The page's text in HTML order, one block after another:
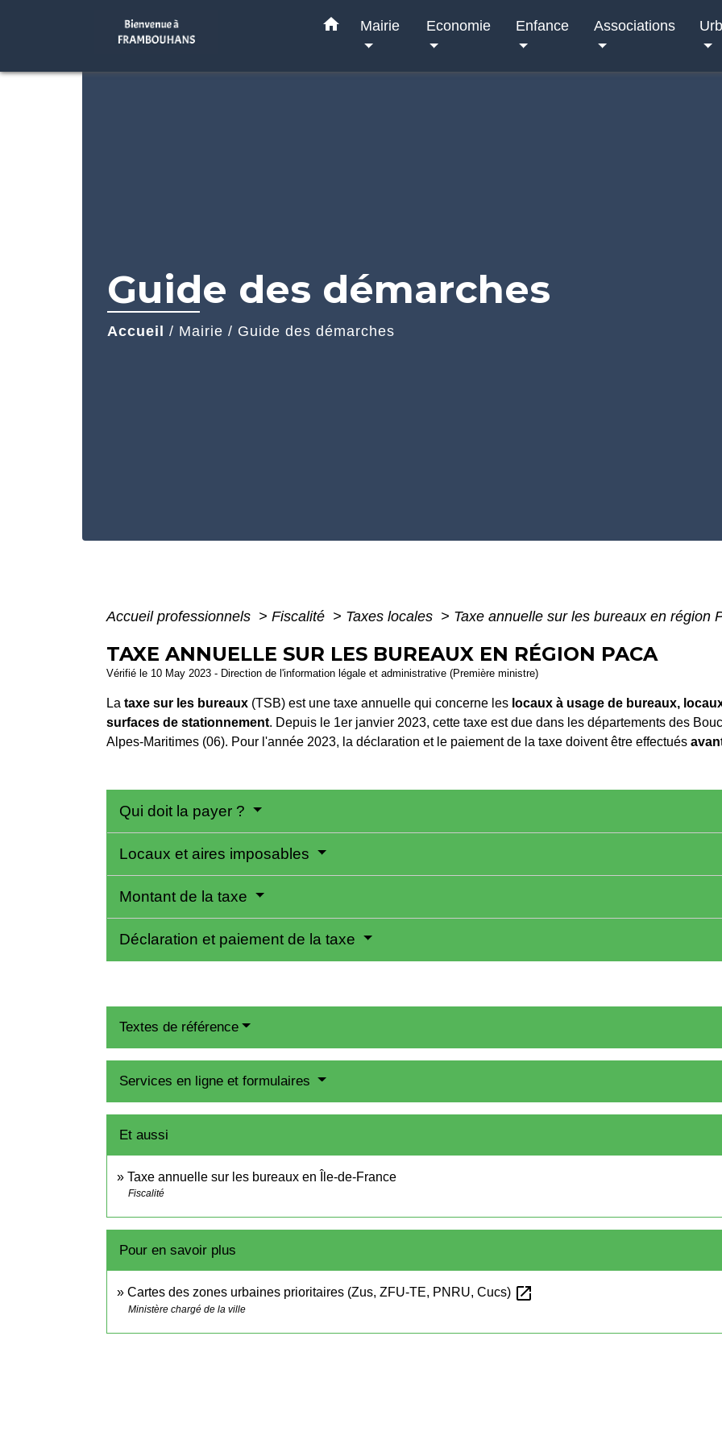
home Mairie Economie Enfance Associations
Guide des démarches
Accueil / Mairie / Guide des démarches
Accueil professionnels > Fiscalité > Taxes locales > Taxe annuelle sur les bureaux en région
TAXE ANNUELLE SUR LES BUREAUX EN RÉGION PACA
Vérifié le 10 May 2023 - Direction de l'information légale et administrative (Première ministre)
La taxe sur les bureaux (TSB) est une taxe annuelle qui concerne les locaux à usage de bureaux,
surfaces de stationnement. Depuis le 1er janvier 2023, cette taxe est due dans les départements des
Alpes-Maritimes (06). Pour l'année 2023, la déclaration et le paiement de la taxe doivent être effectués
Qui doit la payer ?
Locaux et aires imposables
Montant de la taxe
Déclaration et paiement de la taxe
Textes de référence
Services en ligne et formulaires
Et aussi
Taxe annuelle sur les bureaux en Île-de-France
Fiscalité
Pour en savoir plus
Cartes des zones urbaines prioritaires (Zus, ZFU-TE, PNRU, Cucs) open_in_new
Ministère chargé de la ville